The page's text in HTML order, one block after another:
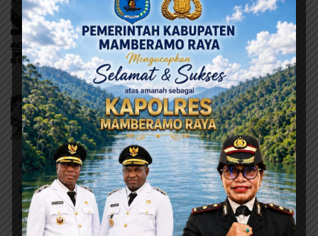
# Pilkada Kabupaten Jayapura
# Pilkada Serentak
# Yunus Wonda - Haris Yoku